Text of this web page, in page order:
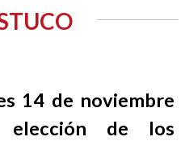
14 de noviembre
de los